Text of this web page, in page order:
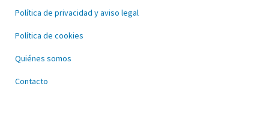
Política de privacidad y aviso legal
Política de cookies
Quiénes somos
Contacto